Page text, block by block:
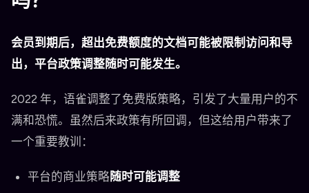
会员到期后，超出免费额度的文档可能被限制访问和导
出，平台政策调整随时可能发生。
2022 年，语雀调整了免费版策略，引发了大量用户的不
满和恐慌。虽然后来政策有所回调，但这给用户带来了
一个重要教训：
平台的商业策略随时可能调整